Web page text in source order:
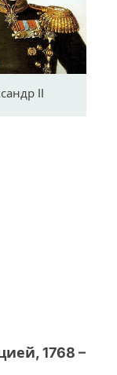
II
1768 –